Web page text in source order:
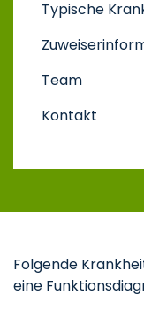
Typische
Team
Kontakt
Folgende
eine